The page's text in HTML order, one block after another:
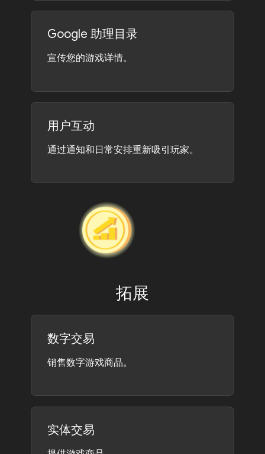
Google 助理目录
宣传您的游戏详情。
用户互动
通过通知和日常安排重新吸引玩家。
拓展
数字交易
销售数字游戏商品。
实体交易